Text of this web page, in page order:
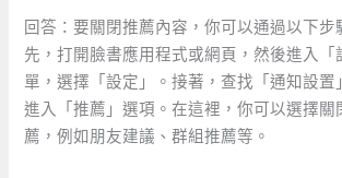
回答：要關閉推薦內容，你可以通過以下步
先，打開臉書應用程式或網頁，然後進入「
單，選擇「設定」。接著，查找「通知設置
進入「推薦」選項。在這裡，你可以選擇關
薦，例如朋友建議、群組推薦等。